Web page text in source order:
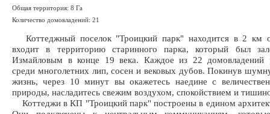
Общая территория: 8 Га
Количество домовладений: 21
Коттеджный поселок "Троицкий парк" находится в 2
входит в территорию старинного парка, который был
Измайловым в конце 19 века. Каждое из 22 домовладений
среди многолетних лип, сосен и вековых дубов. Покинув
жизнь, через 10 минут вы окажетесь наедине с
природы, насладитесь свежим воздухом, спокойствием и
Коттеджи в КП "Троицкий парк" построены в едином